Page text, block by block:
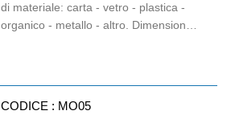
di materiale: carta - vetro - plastica -
organico - metallo - altro. Dimensioni
CODICE : MO05